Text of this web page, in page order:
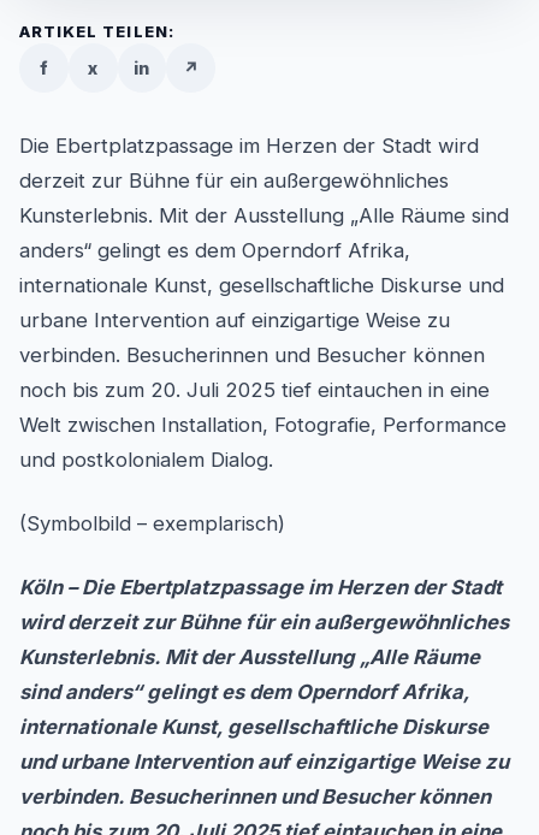
ARTIKEL TEILEN:
f x in ↗
Die Ebertplatzpassage im Herzen der Stadt wird
derzeit zur Bühne für ein außergewöhnliches
Kunsterlebnis. Mit der Ausstellung „Alle Räume sind
anders“ gelingt es dem Operndorf Afrika,
internationale Kunst, gesellschaftliche Diskurse und
urbane Intervention auf einzigartige Weise zu
verbinden. Besucherinnen und Besucher können
noch bis zum 20. Juli 2025 tief eintauchen in eine
Welt zwischen Installation, Fotografie, Performance
und postkolonialem Dialog.
(Symbolbild – exemplarisch)
Köln – Die Ebertplatzpassage im Herzen der Stadt
wird derzeit zur Bühne für ein außergewöhnliches
Kunsterlebnis. Mit der Ausstellung „Alle Räume
sind anders“ gelingt es dem Operndorf Afrika,
internationale Kunst, gesellschaftliche Diskurse
und urbane Intervention auf einzigartige Weise zu
verbinden. Besucherinnen und Besucher können